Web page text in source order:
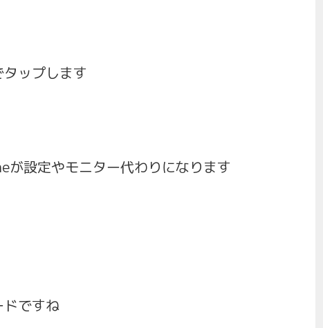
ップします
設定やモニター代わりになります
ですね